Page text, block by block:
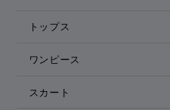
トップス
ワンピース
スカート